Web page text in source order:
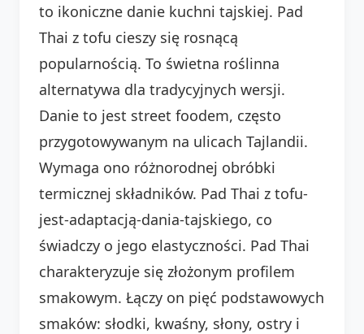
to ikoniczne danie kuchni tajskiej. Pad
Thai z tofu cieszy się rosnącą
popularnością. To świetna roślinna
alternatywa dla tradycyjnych wersji.
Danie to jest street foodem, często
przygotowywanym na ulicach Tajlandii.
Wymaga ono różnorodnej obróbki
termicznej składników. Pad Thai z tofu-
jest-adaptacją-dania-tajskiego, co
świadczy o jego elastyczności. Pad Thai
charakteryzuje się złożonym profilem
smakowym. Łączy on pięć podstawowych
smaków: słodki, kwaśny, słony, ostry i